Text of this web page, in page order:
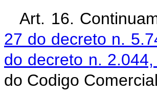
Art. 16.
27 do decreto n.
do decreto n.
do Codigo